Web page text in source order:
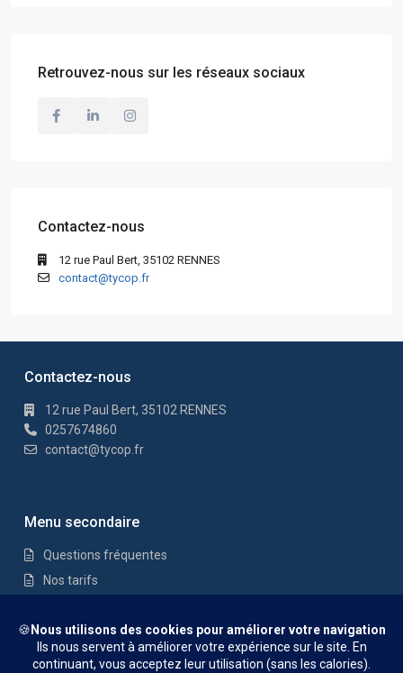
Retrouvez-nous sur les réseaux sociaux
Contactez-nous
12 rue Paul Bert, 35102 RENNES
contact@tycop.fr
Contactez-nous
12 rue Paul Bert, 35102 RENNES
0257674860
contact@tycop.fr
Menu secondaire
Questions fréquentes
Nos tarifs
Mentions Légales